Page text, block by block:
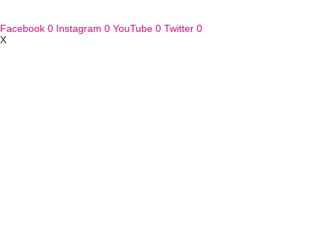
Facebook 0 Instagram 0 YouTube 0 Twitter 0
X